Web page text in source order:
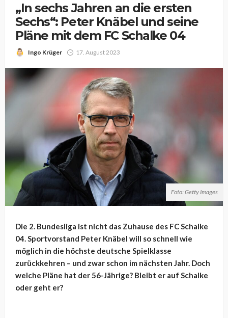
„In sechs Jahren an die ersten
Sechs“: Peter Knäbel und seine
Pläne mit dem FC Schalke 04
Ingo Krüger 17. August 2023
Foto: Getty Images
Die 2. Bundesliga ist nicht das Zuhause des FC Schalke
04. Sportvorstand Peter Knäbel will so schnell wie
möglich in die höchste deutsche Spielklasse
zurückkehren – und zwar schon im nächsten Jahr. Doch
welche Pläne hat der 56-Jährige? Bleibt er auf Schalke
oder geht er?